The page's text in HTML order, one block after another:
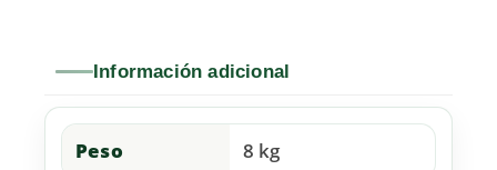
Información adicional
Peso 8 kg